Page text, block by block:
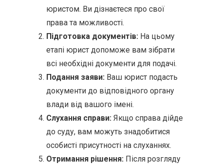
юристом. Ви дізнаєтеся про свої
права та можливості.
Підготовка документів: На цьому
етапі юрист допоможе вам зібрати
всі необхідні документи для подачі.
Подання заяви: Ваш юрист подасть
документи до відповідного органу
влади від вашого імені.
Слухання справи: Якщо справа дійде
до суду, вам можуть знадобитися
особисті присутності на слуханнях.
Отримання рішення: Після розгляду